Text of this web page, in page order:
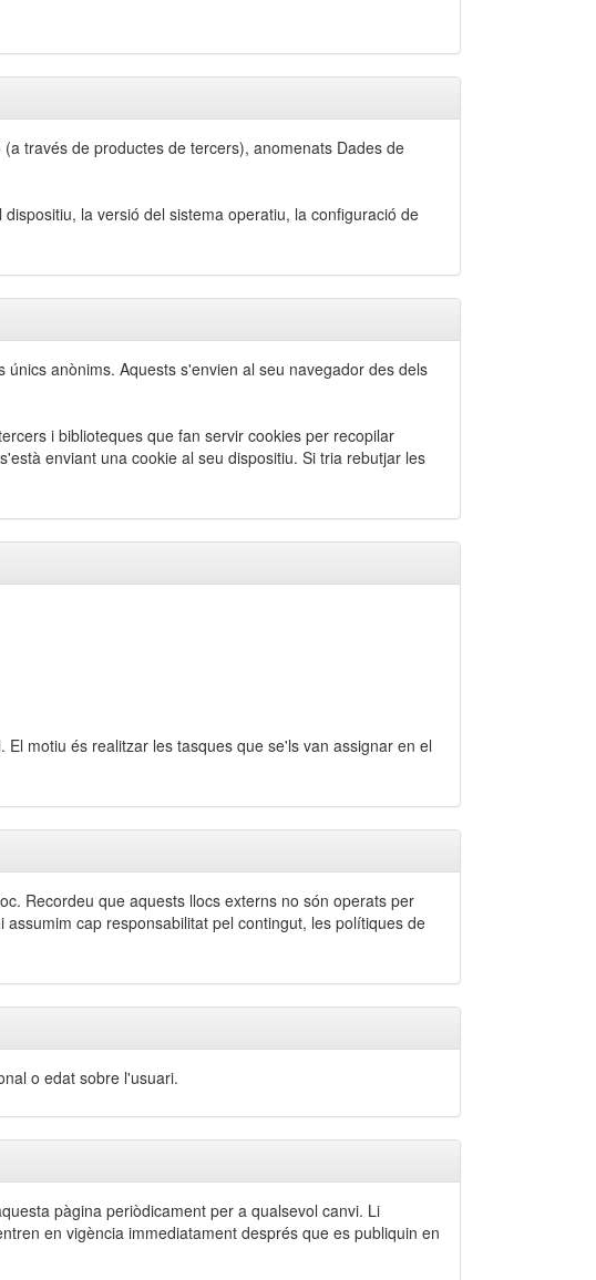
través de productes de tercers), anomenats Dades de
la versió del sistema operatiu, la configuració de
anònims. Aquests s'envien al seu navegador des dels
i biblioteques que fan servir cookies per recopilar
enviant una cookie al seu dispositiu. Si tria rebutjar les
motiu és realitzar les tasques que se'ls van assignar en el
Recordeu que aquests llocs externs no són operats per
cap responsabilitat pel contingut, les polítiques de
o edat sobre l'usuari.
pàgina periòdicament per a qualsevol canvi. Li
en vigència immediatament després que es publiquin en